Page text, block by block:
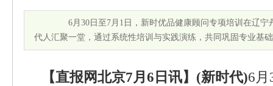
6月30日至7月1日，新时优品健康顾问专项培训在辽宁
代人汇聚一堂，通过系统性培训与实践演练，共同巩固专业基
【直报网北京7月6日讯】(新时代)6